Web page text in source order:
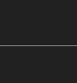
compte client à la